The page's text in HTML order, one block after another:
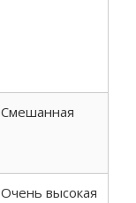
Смешанная
Очень высокая